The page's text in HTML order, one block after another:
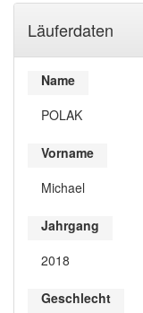
Läuferdaten
Name
POLAK
Vorname
Michael
Jahrgang
2018
Geschlecht